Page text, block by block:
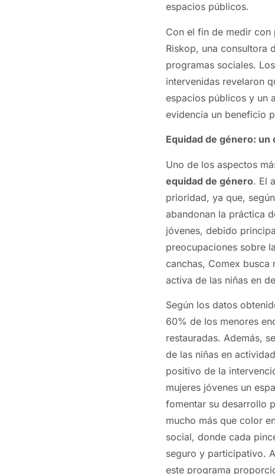
espacios públicos.
Con el fin de medir
Riskop, una consultora
programas sociales.
intervenidas revelaron
espacios públicos y un
evidencia un beneficio
Equidad de género:
Uno de los aspectos
equidad de género. El
prioridad, ya que,
abandonan la práctica
jóvenes, debido
preocupaciones sobre
canchas, Comex
activa de las niñas en
Según los datos
60% de los menores
restauradas. Además,
de las niñas en
positivo de la
mujeres jóvenes un
fomentar su desarrollo
mucho más que color
social, donde cada
seguro y participativo.
este programa